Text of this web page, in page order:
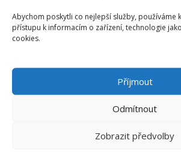
Abychom poskytli co nejlepší služby, používáme
přístupu k informacím o zařízení, technologie
cookies.
Příjmout
Odmítnout
Zobrazit předvolby
HEŘMÁNEK LÉKAŘSKÝ
(PRAVÝ)